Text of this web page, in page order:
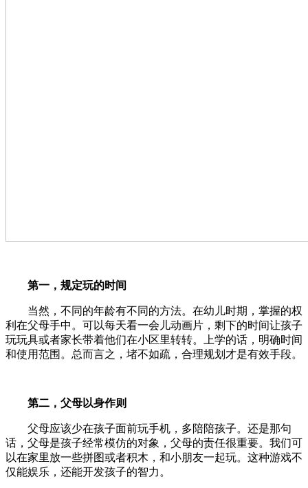
第一 ， 规定玩的时间
当然，不同的年龄有不同的方法。在幼儿时期，掌握的权
利在父母手中。可以每天看一会儿动画片，剩下的时间让孩子
玩玩具或者家长带着他们在小区里转转。上学的话，明确时间
和使用范围。总而言之，堵不如疏，合理规划才是有效手段。
第二，父母以身作则
父母应该少在孩子面前玩手机，多陪陪孩子。还是那句
话，父母是孩子经常模仿的对象，父母的责任很重要。我们可
以在家里放一些拼图或者积木，和小朋友一起玩。这种游戏不
仅能娱乐，还能开发孩子的智力。